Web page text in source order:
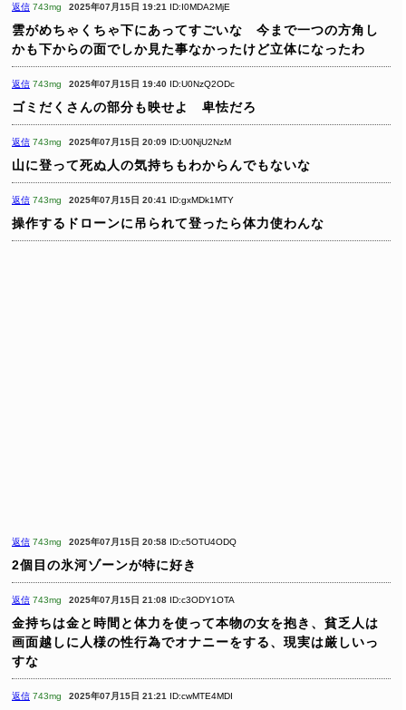
返信 743mg 2025年07月15日 19:21 ID:I0MDA2MjE
雲がめちゃくちゃ下にあってすごいな 今まで一つの方角し
かも下からの面でしか見た事なかったけど立体になったわ
返信 743mg 2025年07月15日 19:40 ID:U0NzQ2ODc
ゴミだくさんの部分も映せよ 卑怯だろ
返信 743mg 2025年07月15日 20:09 ID:U0NjU2NzM
山に登って死ぬ人の気持ちもわからんでもないな
返信 743mg 2025年07月15日 20:41 ID:gxMDk1MTY
操作するドローンに吊られて登ったら体力使わんな
返信 743mg 2025年07月15日 20:58 ID:c5OTU4ODQ
2個目の氷河ゾーンが特に好き
返信 743mg 2025年07月15日 21:08 ID:c3ODY1OTA
金持ちは金と時間と体力を使って本物の女を抱き、貧乏人は
画面越しに人様の性行為でオナニーをする、現実は厳しいっ
すな
返信 743mg 2025年07月15日 21:21 ID:cwMTE4MDI